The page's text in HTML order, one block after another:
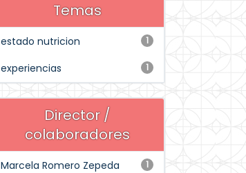
Temas
1
estado nutricion
1
experiencias
Director /
colaboradores
1
Marcela Romero Zepeda